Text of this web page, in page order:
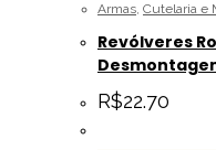
Armas, Cutelaria e
Revólveres
R$22.70